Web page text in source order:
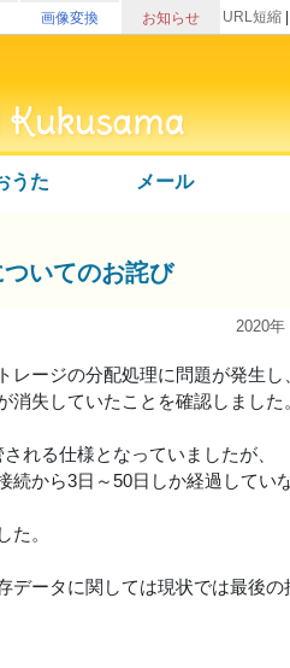
画像変換 お知らせ URL短縮
うた メール
いてのお詫び
2020年
レージの分配処理に問題が発生し
消失していたことを確認しました
れる仕様となっていましたが、
続から3日～50日しか経過してい
た。
データに関しては現状では最後